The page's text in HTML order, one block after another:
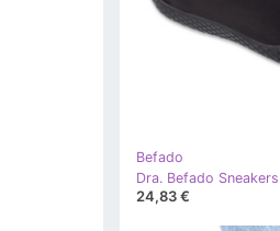
Befado
24,83 €